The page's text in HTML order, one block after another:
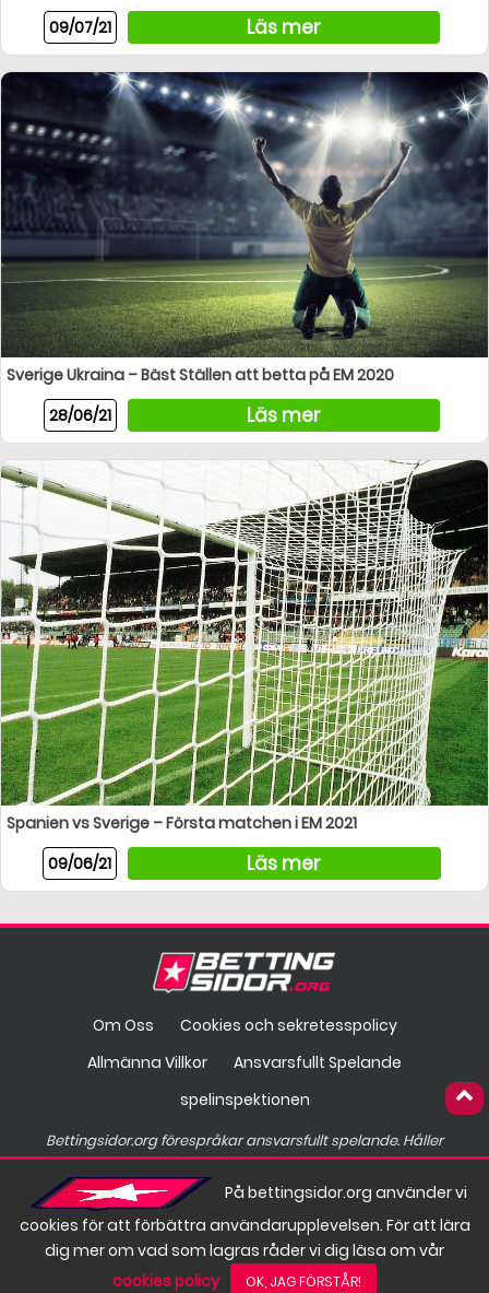
09/07/21
Läs mer
Sverige Ukraina – Bäst Ställen att betta på EM 2020
28/06/21
Läs mer
Spanien vs Sverige – Första matchen i EM 2021
09/06/21
Läs mer
Om Oss
Cookies och sekretesspolicy
Allmänna Villkor
Ansvarsfullt Spelande
spelinspektionen
Bettingsidor.org förespråkar ansvarsfullt spelande. Håller
spelandet på att gå överstyr?
Hos finns hjälp att få.
På bettingsidor.org använder vi
cookies för att förbättra användarupplevelsen. För att lära
dig mer om vad som lagras råder vi dig läsa om vår
cookies policy
OK, JAG FÖRSTÅR!